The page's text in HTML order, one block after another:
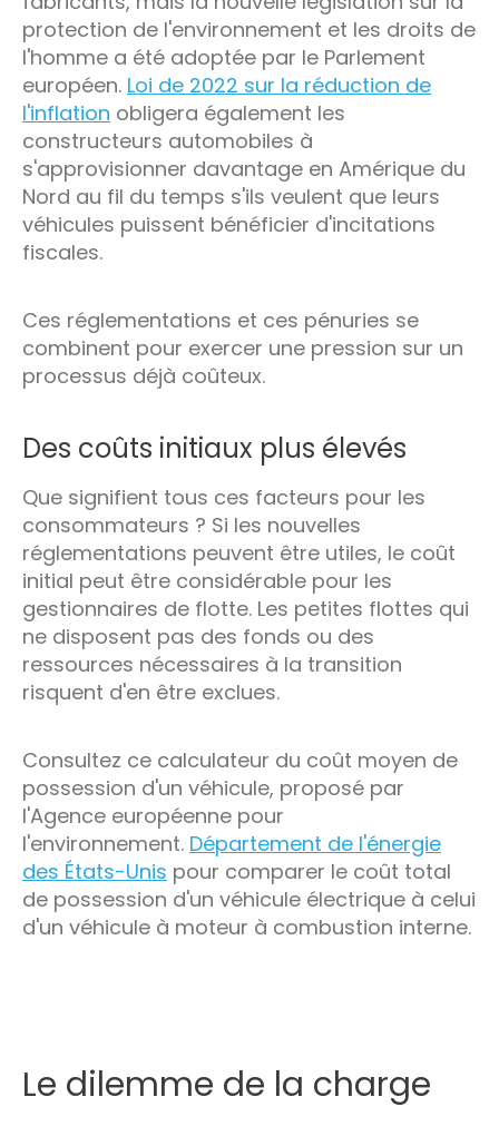
protection de l'environnement et les droits de
l'homme a été adoptée par le Parlement
européen. Loi de 2022 sur la réduction de
l'inflation obligera également les
constructeurs automobiles à
s'approvisionner davantage en Amérique du
Nord au fil du temps s'ils veulent que leurs
véhicules puissent bénéficier d'incitations
fiscales.
Ces réglementations et ces pénuries se
combinent pour exercer une pression sur un
processus déjà coûteux.
Des coûts initiaux plus élevés
Que signifient tous ces facteurs pour les
consommateurs ? Si les nouvelles
réglementations peuvent être utiles, le coût
initial peut être considérable pour les
gestionnaires de flotte. Les petites flottes qui
ne disposent pas des fonds ou des
ressources nécessaires à la transition
risquent d'en être exclues.
Consultez ce calculateur du coût moyen de
possession d'un véhicule, proposé par
l'Agence européenne pour
l'environnement. Département de l'énergie
des États-Unis pour comparer le coût total
de possession d'un véhicule électrique à celui
d'un véhicule à moteur à combustion interne.
Le dilemme de la charge